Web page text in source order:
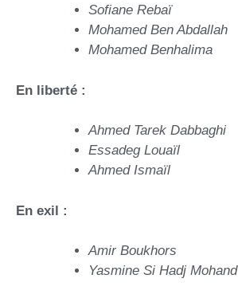
Sofiane Rebaï
Mohamed Ben Abdallah
Mohamed Benhalima
En liberté :
Ahmed Tarek Dabbaghi
Essadeg Louaïl
Ahmed Ismaïl
En exil :
Amir Boukhors
Yasmine Si Hadj Mohand